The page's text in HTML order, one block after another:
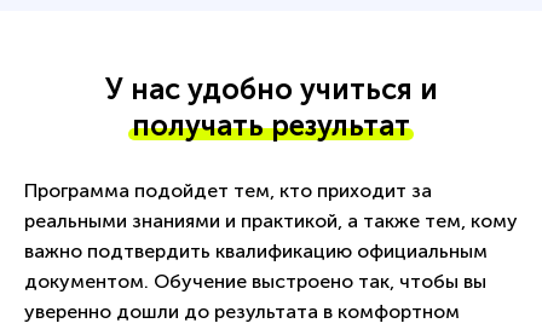
У нас удобно учиться и
получать результат
Программа подойдет тем, кто приходит за
реальными знаниями и практикой, а также тем, кому
важно подтвердить квалификацию официальным
документом. Обучение выстроено так, чтобы вы
уверенно дошли до результата в комфортном